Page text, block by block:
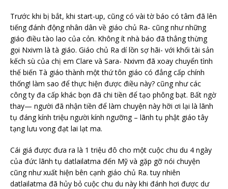
Trước khi bị bắt, khi start-up, cũng có vài tờ báo có tâm đã lên
tiếng đánh động nhân dân về giáo chủ Ra- cũng như những
giáo điều tào lao của cỏn. Không ít nhà báo đã thẳng thừng
gọi Nxivm là tà giáo. Giáo chủ Ra dí lồn sợ hãi- với khối tài sản
kếch sù của chị em Clare và Sara- Nxivm đã xoay chuyển tình
thế biến Tà giáo thành một thứ tôn giáo có đẳng cấp chính
thống! làm sao để thực hiện được điều này? cũng như các
công ty đa cấp khác bọn đã chi tiền để tạo phông bạt. Bất ngờ
thay— người đã nhận tiền để làm chuyện này hỡi ơi lại là lãnh
tụ đáng kính triệu người kính ngưỡng – lãnh tụ phật giáo tây
tạng lưu vong đạt lai lạt ma.
Cái giá được đưa ra là 1 triệu đô cho một cuộc chu du 4 ngày
của đức lãnh tụ datlailatma đến Mỹ và gặp gỡ nói chuyện
cũng như xuất hiện bên cạnh giáo chủ Ra. tuy nhiên
datlailatma đã hủy bỏ cuộc chu du này khi đánh hơi được dư